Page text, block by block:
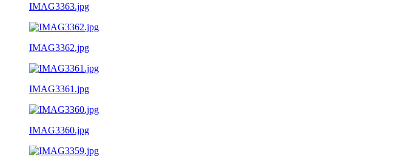
IMAG3363.jpg
IMAG3362.jpg
IMAG3361.jpg
IMAG3360.jpg